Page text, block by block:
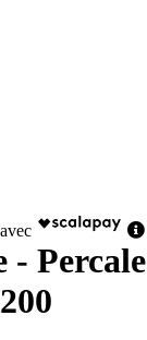
- Percale